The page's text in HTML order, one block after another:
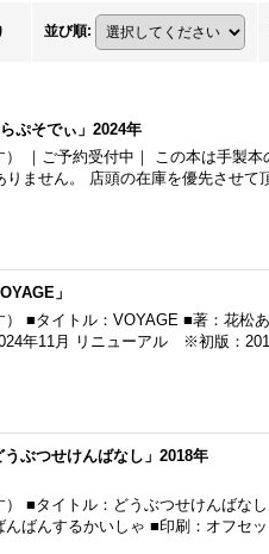
並び順:
ぷそでぃ」2024年
｜ご予約受付中｜ この本は手製本
りません。 店頭の在庫を優先させて
」
■タイトル：VOYAGE ■著：花松
年11月 リニューアル ※初版：
うぶつせけんばなし」2018年
■タイトル：どうぶつせけんばな
んばんするかいしゃ ■印刷：オフセ